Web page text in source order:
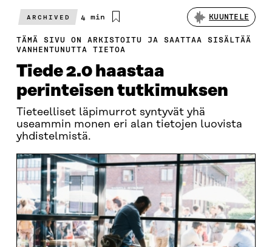
ARCHIVED
Arvioitu
4 min KUUNTELE
TÄMÄ SIVU ON ARKISTOITU JA SAATTAA SISÄLTÄÄ
VANHENTUNUTTA TIETOA
Tiede 2.0 haastaa
perinteisen tutkimuksen
Tieteelliset läpimurrot syntyvät yhä
useammin monen eri alan tietojen luovista
yhdistelmistä.